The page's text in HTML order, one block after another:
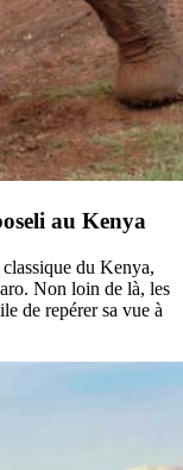
au Kenya
du Kenya,
Non loin de là, les
de repérer sa vue à